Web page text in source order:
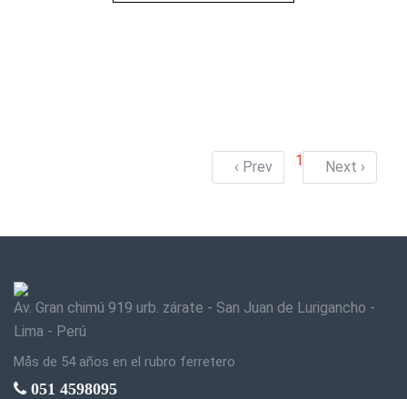
‹ Prev 1 Next ›
Av. Gran chimú 919 urb. zárate - San Juan de Lurigancho -
Lima - Perú
Mås de 54 años en el rubro ferretero
051 4598095